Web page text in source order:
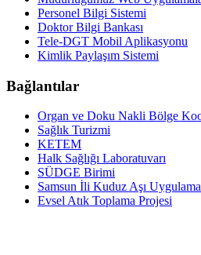
Personel Bilgi Sistemi
Doktor Bilgi Bankası
Tele-DGT Mobil Aplikasyonu
Kimlik Paylaşım Sistemi
Bağlantılar
Organ ve Doku Nakli Bölge
Sağlık Turizmi
KETEM
Halk Sağlığı Laboratuvarı
SÜDGE Birimi
Samsun İli Kuduz Aşı
Evsel Atık Toplama Projesi